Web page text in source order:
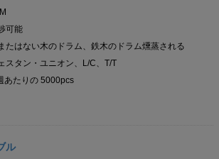
可能
たはない木のドラム、鉄木のドラム燻蒸される
スタン・ユニオン、L/C、T/T
あたりの 5000pcs
ル